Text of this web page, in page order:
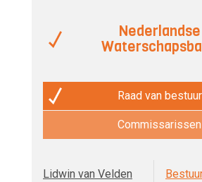
Nederlandse
Raad van bestuur
Commissarissen
Lidwin van Velden